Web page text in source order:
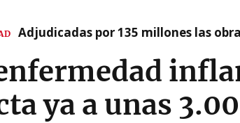
Adjudicadas por 135 millones las
ya a unas